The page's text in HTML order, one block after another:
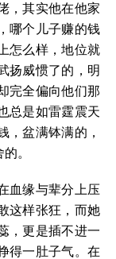
，其实他在他家
哪个儿子赚的钱
怎么样，地位就
扬威惯了的，明
完全偏向他们那
总是如雷霆震天
，盆满钵满的，
。
血缘与辈分上压
这样张狂，而她
，更是插不进一
得一肚子气。在